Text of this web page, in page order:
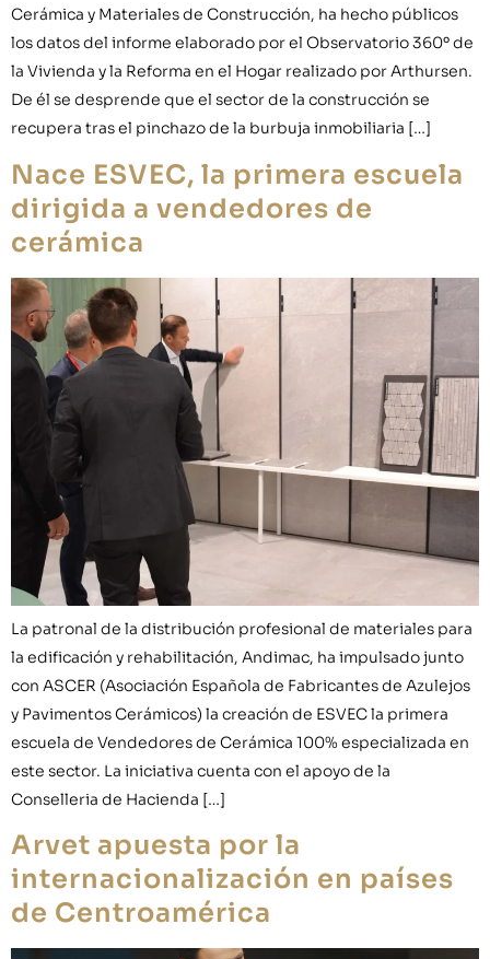
Cerámica y Materiales de Construcción, ha hecho públicos
los datos del informe elaborado por el Observatorio 360º de
la Vivienda y la Reforma en el Hogar realizado por Arthursen.
De él se desprende que el sector de la construcción se
recupera tras el pinchazo de la burbuja inmobiliaria […]
Nace ESVEC, la primera escuela
dirigida a vendedores de
cerámica
La patronal de la distribución profesional de materiales para
la edificación y rehabilitación, Andimac, ha impulsado junto
con ASCER (Asociación Española de Fabricantes de Azulejos
y Pavimentos Cerámicos) la creación de ESVEC la primera
escuela de Vendedores de Cerámica 100% especializada en
este sector. La iniciativa cuenta con el apoyo de la
Conselleria de Hacienda […]
Arvet apuesta por la
internacionalización en países
de Centroamérica